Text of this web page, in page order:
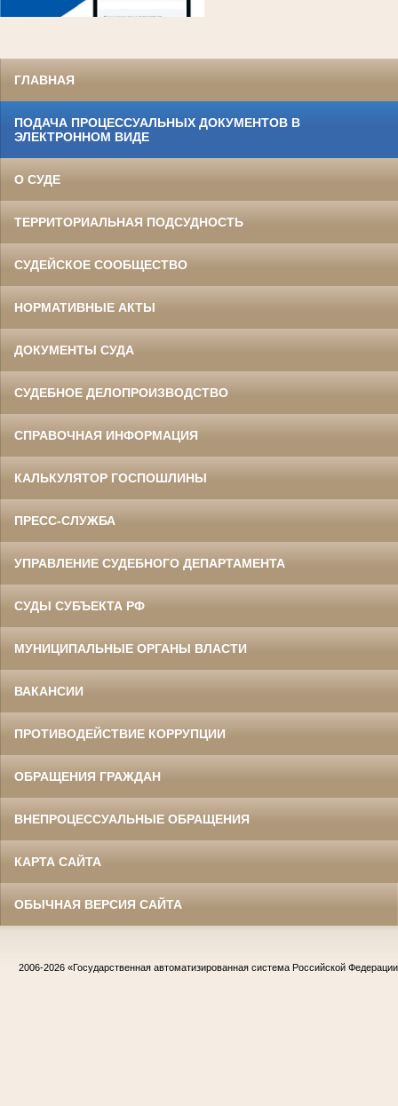
ГЛАВНАЯ
ПОДАЧА ПРОЦЕССУАЛЬНЫХ ДОКУМЕНТОВ В
ЭЛЕКТРОННОМ ВИДЕ
О СУДЕ
ТЕРРИТОРИАЛЬНАЯ ПОДСУДНОСТЬ
СУДЕЙСКОЕ СООБЩЕСТВО
НОРМАТИВНЫЕ АКТЫ
ДОКУМЕНТЫ СУДА
СУДЕБНОЕ ДЕЛОПРОИЗВОДСТВО
СПРАВОЧНАЯ ИНФОРМАЦИЯ
КАЛЬКУЛЯТОР ГОСПОШЛИНЫ
ПРЕСС-СЛУЖБА
УПРАВЛЕНИЕ СУДЕБНОГО ДЕПАРТАМЕНТА
СУДЫ СУБЪЕКТА РФ
МУНИЦИПАЛЬНЫЕ ОРГАНЫ ВЛАСТИ
ВАКАНСИИ
ПРОТИВОДЕЙСТВИЕ КОРРУПЦИИ
ОБРАЩЕНИЯ ГРАЖДАН
ВНЕПРОЦЕССУАЛЬНЫЕ ОБРАЩЕНИЯ
КАРТА САЙТА
ОБЫЧНАЯ ВЕРСИЯ САЙТА
2006-2026 «Государственная автоматизированная система Российской